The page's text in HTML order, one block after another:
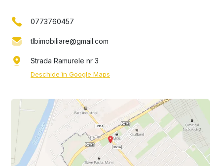
0773760457
tlbimobiliare@gmail.com
Strada Ramurele nr 3
Deschide în Google Maps